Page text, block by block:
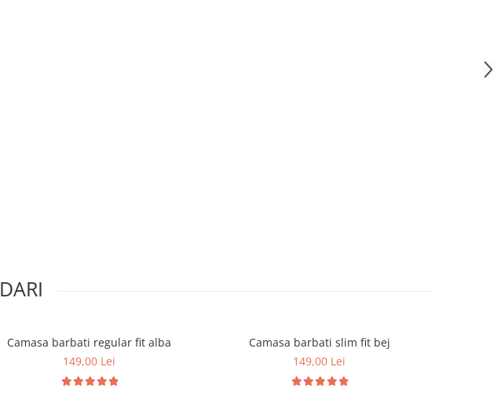
Camasa barbati regular fit alba
149,00 Lei
Camasa barbati slim fit bej
149,00 Lei